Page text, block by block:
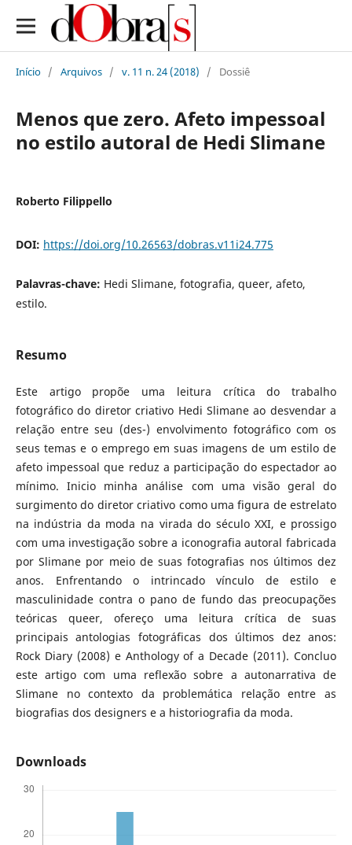
Início / Arquivos / v. 11 n. 24 (2018) / Dossiê
Menos que zero. Afeto impessoal
no estilo autoral de Hedi Slimane
Roberto Filippello
DOI: https://doi.org/10.26563/dobras.v11i24.775
Palavras-chave: Hedi Slimane, fotografia, queer, afeto,
estilo.
Resumo
Este artigo propõe uma leitura crítica do trabalho
fotográfico do diretor criativo Hedi Slimane ao desvendar a
relação entre seu (des-) envolvimento fotográfico com os
seus temas e o emprego em suas imagens de um estilo de
afeto impessoal que reduz a participação do espectador ao
mínimo. Inicio minha análise com uma visão geral do
surgimento do diretor criativo como uma figura de estrelato
na indústria da moda na virada do século XXI, e prossigo
com uma investigação sobre a iconografia autoral fabricada
por Slimane por meio de suas fotografias nos últimos dez
anos. Enfrentando o intrincado vínculo de estilo e
masculinidade contra o pano de fundo das preocupações
teóricas queer, ofereço uma leitura crítica de suas
principais antologias fotográficas dos últimos dez anos:
Rock Diary (2008) e Anthology of a Decade (2011). Concluo
este artigo com uma reflexão sobre a autonarrativa de
Slimane no contexto da problemática relação entre as
biografias dos designers e a historiografia da moda.
Downloads